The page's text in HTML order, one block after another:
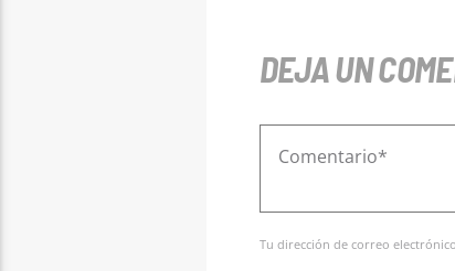
DEJA UN
Tu dirección de correo